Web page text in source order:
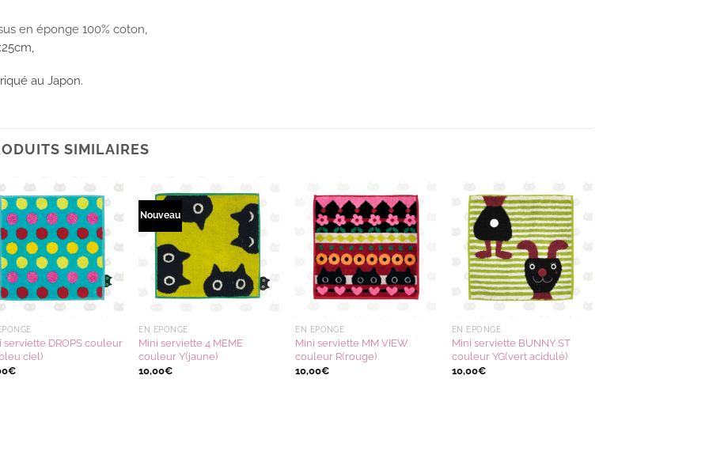
en éponge 100% coton,
au Japon.
SIMILAIRES
Ajouter
à la
wishlist
serviette DROPS couleur
ciel)
€
Nouveau
Ajouter
à la
wishlist
EN ÉPONGE
Mini serviette 4 MEME
couleur Y(jaune)
10,00€
Ajouter
à la
wishlist
EN ÉPONGE
Mini serviette MM VIEW
couleur R(rouge)
10,00€
Ajouter
à la
wishlist
EN ÉPONGE
Mini serviette BUNNY ST
couleur YG(vert acidulé)
10,00€